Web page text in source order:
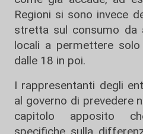
Regioni si sono invece
stretta sul consumo da
locali a permettere
dalle 18 in poi.
I rappresentanti degli
al governo di prevedere
capitolo apposito